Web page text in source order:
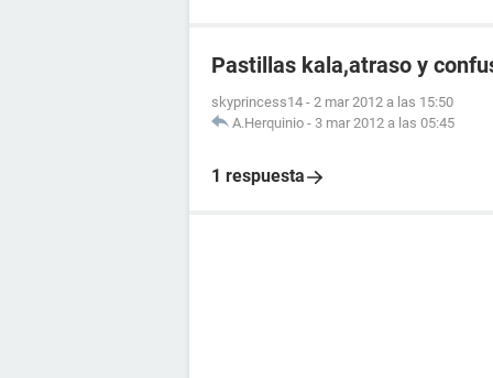
Pastillas kala,atraso y
skyprincess14 - 2 mar 2012 a las 15:50
A.Herquinio - 3 mar 2012 a las 05:45
1 respuesta